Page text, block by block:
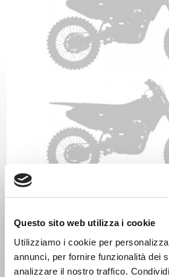
Questo sito web utilizza i cookie
Utilizziamo i cookie per
annunci, per fornire funzionalità dei
analizzare il nostro traffico.
Anno 1999